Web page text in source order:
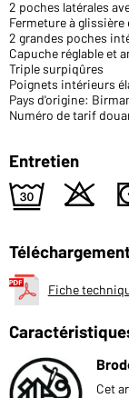
2 poches latérales
Fermeture à
2 grandes poches
Capuche réglable et
Triple surpiqûres
Poignets intérieurs
Pays d'origine:
Numéro de tarif
Entretien
e o
Fiche
Cet